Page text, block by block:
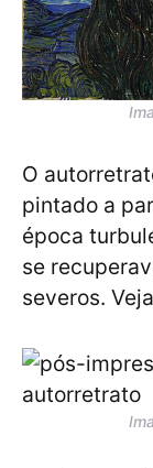
O
pintado a
época
se
severos.